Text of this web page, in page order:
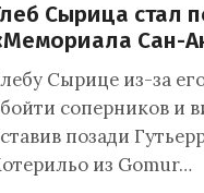
Сырица стал
Сан-
Сырице из-за
соперников и
позади
из Gomur…